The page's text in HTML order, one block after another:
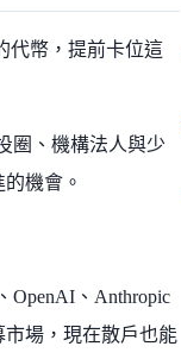
代幣，提前卡位這
圈、機構法人與少
機會。
OpenAI、Anthropic
場，現在散戶也能